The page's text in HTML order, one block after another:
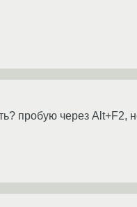
пробую через Alt+F2,